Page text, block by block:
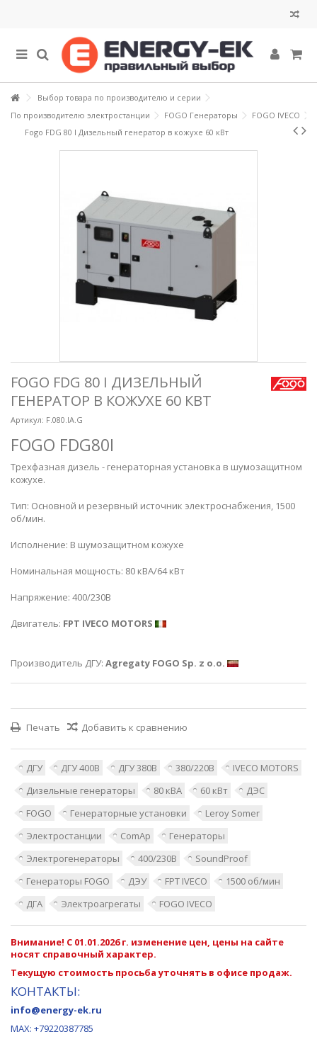
Выбор товара по производителю и серии
По производителю электростанции
FOGO Генераторы
FOGO IVECO
Fogo FDG 80 I Дизельный генератор в кожухе 60 кВт
FOGO FDG 80 I ДИЗЕЛЬНЫЙ
ГЕНЕРАТОР В КОЖУХЕ 60 КВТ
Артикул: F.080.IA.G
FOGO FDG80I
Трехфазная дизель - генераторная установка в шумозащитном
кожухе.
Тип: Основной и резервный источник электроснабжения, 1500
об/мин.
Исполнение: В шумозащитном кожухе
Номинальная мощность: 80 кВА/64 кВт
Напряжение: 400/230В
Двигатель: FPT IVECO MOTORS
Производитель ДГУ: Agregaty FOGO Sp. z o.o.
Печать Добавить к сравнению
ДГУ ДГУ 400В ДГУ 380В 380/220В
IVECO MOTORS
Дизельные генераторы
80 кВА 60 кВт
ДЭС
FOGO
Генераторные установки
Leroy Somer
Электростанции
ComAp
Генераторы
Электрогенераторы
400/230В
SoundProof
Генераторы FOGO
ДЭУ FPT IVECO
1500 об/мин
ДГА
Электроагрегаты FOGO IVECO
Внимание! С 01.01.2026 г. изменение цен, цены на сайте
носят справочный характер.
Текущую стоимость просьба уточнять в офисе продаж.
КОНТАКТЫ:
info@energy-ek.ru
MAX: +79220387785